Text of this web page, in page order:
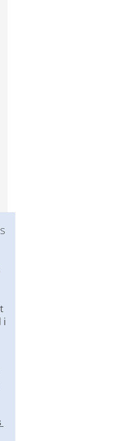
i
webbplats, öppnas i